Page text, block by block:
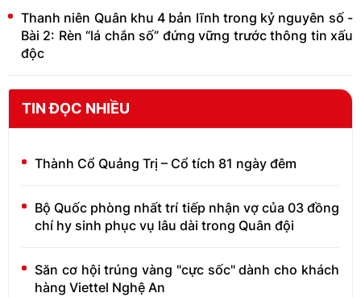
Thanh niên Quân khu 4 bản lĩnh trong kỷ nguyên số -
Bài 2: Rèn “lá chắn số” đứng vững trước thông tin xấu
độc
TIN ĐỌC NHIỀU
Thành Cổ Quảng Trị – Cổ tích 81 ngày đêm
Bộ Quốc phòng nhất trí tiếp nhận vợ của 03 đồng
chí hy sinh phục vụ lâu dài trong Quân đội
Săn cơ hội trúng vàng "cực sốc" dành cho khách
hàng Viettel Nghệ An